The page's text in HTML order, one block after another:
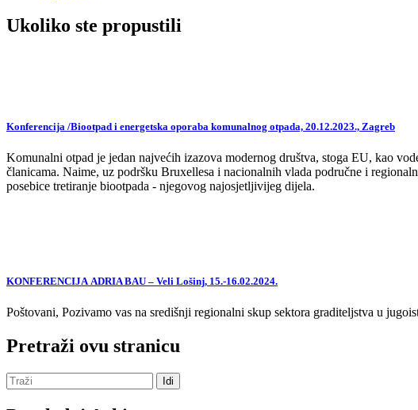
Ukoliko ste propustili
Konferencija /Biootpad i energetska oporaba komunalnog otpada, 20.12.2023., Zagreb
Komunalni otpad je jedan najvećih izazova modernog društva, stoga EU, kao
članicama. Naime, uz podršku Bruxellesa i nacionalnih vlada područne i
posebice tretiranje biootpada - njegovog najosjetljivijeg dijela.
KONFERENCIJA ADRIA BAU – Veli Lošinj, 15.-16.02.2024.
Poštovani, Pozivamo vas na središnji regionalni skup sektora graditeljstva u
Pretraži ovu stranicu